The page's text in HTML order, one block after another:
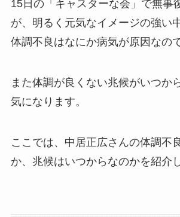
15日の「キャスターな会」で無事
が、明るく元気なイメージの強い
体調不良はなにか病気が原因なの
また体調が良くない兆候がいつか
気になります。
ここでは、中居正広さんの体調不
か、兆候はいつからなのかを紹介